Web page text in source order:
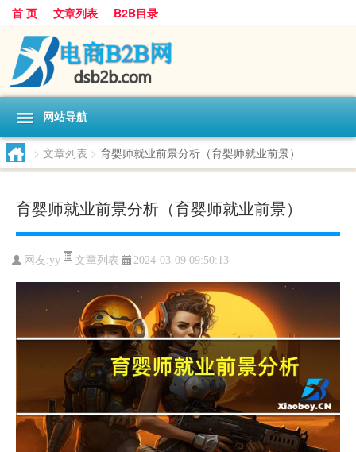
首 页 文章列表 B2B目录
网站导航
> 文章列表 > 育婴师就业前景分析（育婴师就业前景）
育婴师就业前景分析（育婴师就业前景）
网友:yy 文章列表 2024-03-09 09:50:13